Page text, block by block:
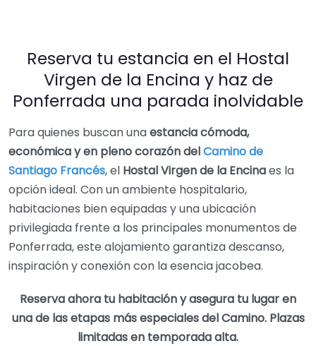
Reserva tu estancia en el Hostal
Virgen de la Encina y haz de
Ponferrada una parada inolvidable
Para quienes buscan unaestancia cómoda,
económica y en pleno corazón delCamino de
Santiago Francés, el Hostal Virgen de la Encinaes la
opción ideal. Con un ambiente hospitalario,
habitaciones bien equipadas y una ubicación
privilegiada frente a los principales monumentos de
Ponferrada, este alojamiento garantiza descanso,
inspiración y conexión con la esencia jacobea.
Reserva ahora tu habitación y asegura tu lugar en
una de las etapas más especiales del Camino. Plazas
limitadas en temporada alta.